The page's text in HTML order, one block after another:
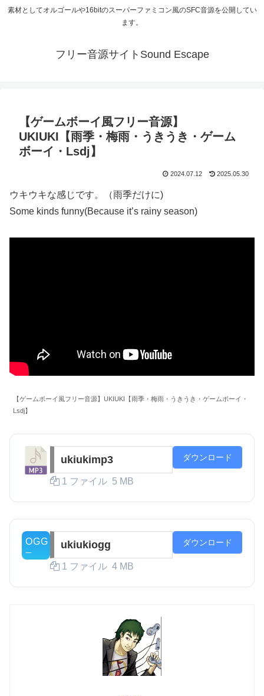
素材としてオルゴールや16bitのスーパーファミコン風のSFC音源を公開してい
ます。
フリー音源サイトSound Escape
【ゲームボーイ風フリー音源】
UKIUKI【雨季・梅雨・うきうき・ゲーム
ボーイ・Lsdj】
2024.07.12 2025.05.30
ウキウキな感じです。（雨季だけに)
Some kinds funny(Because it’s rainy season)
【ゲームボーイ風フリー音源】UKIUKI【雨季・梅雨・うきうき・ゲームボーイ・
Lsdj】
ukiukimp3
1 ファイル 5 MB
ダウンロード
ukiukiogg
1 ファイル 4 MB
ダウンロード